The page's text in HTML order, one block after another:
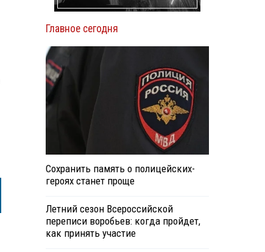
Главное сегодня
Сохранить память о полицейских-
героях станет проще
Летний сезон Всероссийской
переписи воробьев: когда пройдет,
как принять участие